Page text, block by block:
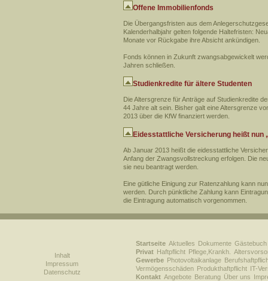
Offene Immobilienfonds
Die Übergangsfristen aus dem
Kalenderhalbjahr gelten folgende Haltefristen:
Monate vor Rückgabe ihre Absicht ankündigen.
Fonds können in Zukunft zwangsabgewickelt
Jahren schließen.
Studienkredite für ältere Studenten
Die Altersgrenze für Anträge auf Studienkredite
44 Jahre alt sein. Bisher galt eine Altersgrenze
2013 über die KfW finanziert werden.
Eidesstattliche Versicherung heißt nun
Ab Januar 2013 heißt die eidesstattliche
Anfang der Zwangsvollstreckung erfolgen. Die
sie neu beantragt werden.
Eine gütliche Einigung zur Ratenzahlung kann
werden. Durch pünktliche Zahlung kann
die Eintragung automatisch vorgenommen.
Inhalt
Impressum
Datenschutz
Startseite Aktuelles Dokumente Gästebuch
Privat Haftpflicht Pflege,Krankh.
Gewerbe Photovoltaikanlage
Vermögensschäden Produkthaftpflicht IT-
Kontakt Angebote Beratung Über uns